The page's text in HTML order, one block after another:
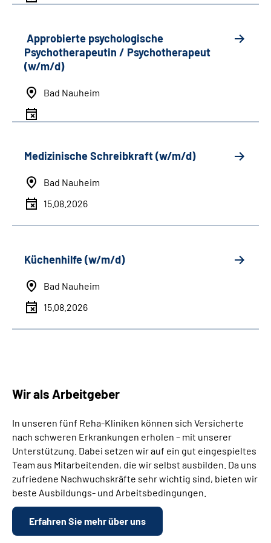
Approbierte psychologische
Psychotherapeutin / Psychotherapeut
(w/m/d)
Bad Nauheim
Medizinische Schreibkraft (w/m/d)
Bad Nauheim
15.08.2026
Küchenhilfe (w/m/d)
Bad Nauheim
15.08.2026
Wir als Arbeitgeber
In unseren fünf Reha-Kliniken können sich Versicherte
nach schweren Erkrankungen erholen – mit unserer
Unterstützung. Dabei setzen wir auf ein gut eingespieltes
Team aus Mitarbeitenden, die wir selbst ausbilden. Da uns
zufriedene Nachwuchskräfte sehr wichtig sind, bieten wir
beste Ausbildungs- und Arbeitsbedingungen.
Erfahren Sie mehr über uns